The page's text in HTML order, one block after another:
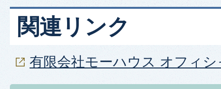
関連リンク
有限会社モーハウス オフィ